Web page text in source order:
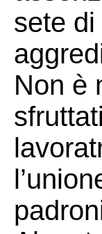
sete
Non è